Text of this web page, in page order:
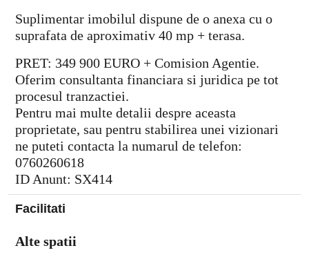
Suplimentar imobilul dispune de o anexa cu o
suprafata de aproximativ 40 mp + terasa.
PRET: 349 900 EURO + Comision Agentie.
Oferim consultanta financiara si juridica pe tot
procesul tranzactiei.
Pentru mai multe detalii despre aceasta
proprietate, sau pentru stabilirea unei vizionari
ne puteti contacta la numarul de telefon:
0760260618
ID Anunt: SX414
Facilitati
Alte spatii